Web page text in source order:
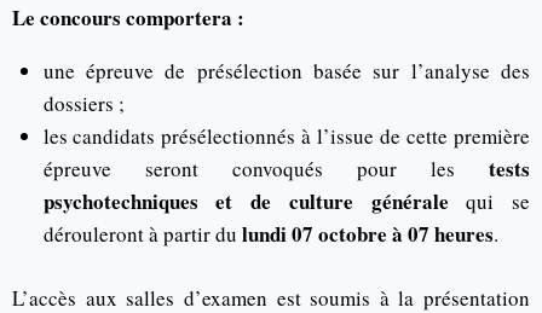
Le concours comportera :
une épreuve de présélection basée sur l’analyse des
dossiers ;
les candidats présélectionnés à l’issue de cette première
épreuve seront convoqués pour les tests
psychotechniques et de culture générale qui se
dérouleront à partir du lundi 07 octobre à 07 heures.
L’accès aux salles d’examen est soumis à la présentation